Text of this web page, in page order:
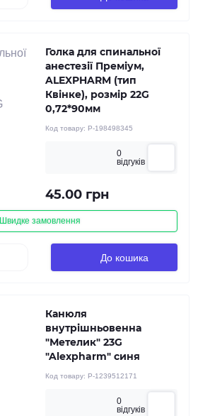
Голка для спинальної
анестезії Преміум,
ALEXPHARM (тип
Квінке), розмір 22G
0,72*90мм
Код товару: P-198498345
0
вiдгукiв
45.00 грн
Швидке замовлення
До кошика
Канюля
внутрішньовенна
"Метелик" 23G
"Alexpharm" синя
Код товару: P-1239512171
0
вiдгукiв